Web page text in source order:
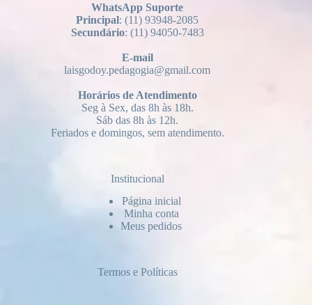
WhatsApp Suporte
Principal: (11) 93948-2085
Secundário: (11) 94050-7483
E-mail
laisgodoy.pedagogia@gmail.com
Horários de Atendimento
Seg à Sex, das 8h às 18h.
Sáb das 8h às 12h.
Feriados e domingos, sem atendimento.
Institucional
Página inicial
Minha conta
Meus pedidos
Termos e Políticas